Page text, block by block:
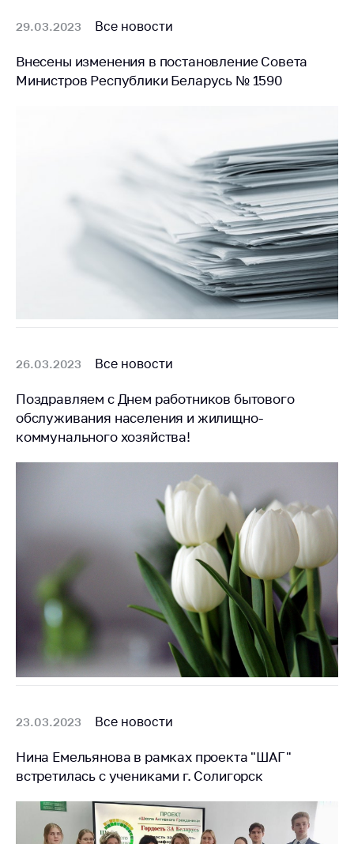
29.03.2023 Все новости
Внесены изменения в постановление Совета
Министров Республики Беларусь № 1590
26.03.2023 Все новости
Поздравляем с Днем работников бытового
обслуживания населения и жилищно-
коммунального хозяйства!
23.03.2023 Все новости
Нина Емельянова в рамках проекта "ШАГ"
встретилась с учениками г. Солигорск